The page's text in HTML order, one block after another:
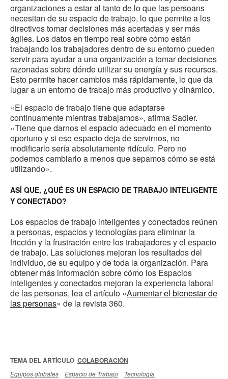
organizaciones a estar al tanto de lo que las persoans
necesitan de su espacio de trabajo, lo que permite a los
directivos tomar decisiones más acertadas y ser más
ágiles. Los datos en tiempo real sobre cómo están
trabajando los trabajadores dentro de su entorno pueden
servir para ayudar a una organización a tomar decisiones
razonadas sobre dónde utilizar su energía y sus recursos.
Esto permite hacer cambios más rápidamente, lo que da
lugar a un entorno de trabajo más productivo y dinámico.
«El espacio de trabajo tiene que adaptarse
continuamente mientras trabajamos», afirma Sadler.
«Tiene que darnos el espacio adecuado en el momento
oportuno y si ese espacio deja de servirnos, no
modificarlo sería absolutamente ridículo. Pero no
podemos cambiarlo a menos que sepamos cómo se está
utilizando».
ASÍ QUE, ¿QUÉ ES UN ESPACIO DE TRABAJO INTELIGENTE
Y CONECTADO?
Los espacios de trabajo inteligentes y conectados reúnen
a personas, espacios y tecnologías para eliminar la
fricción y la frustración entre los trabajadores y el espacio
de trabajo. Las soluciones mejoran los resultados del
individuo, de su equipo y de toda la organización. Para
obtener más información sobre cómo los Espacios
inteligentes y conectados mejoran la experiencia laboral
de las personas, lea el artículo «Aumentar el bienestar de
las personas» de la revista 360.
TEMA DEL ARTÍCULO COLABORACIÓN
Equipos globales Espacio de Trabajo
Tecnología